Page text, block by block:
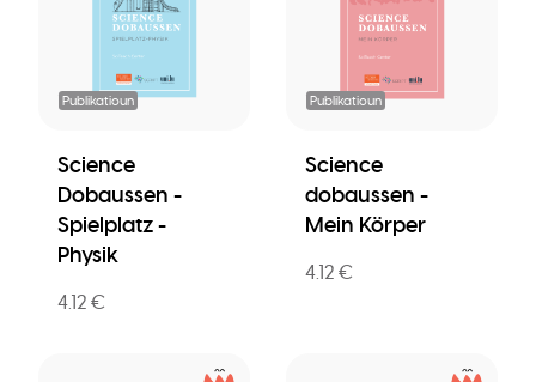
Publikatioun
Science
Dobaussen -
Spielplatz -
Physik
4.12 €
Publikatioun
Science
dobaussen -
Mein Körper
4.12 €